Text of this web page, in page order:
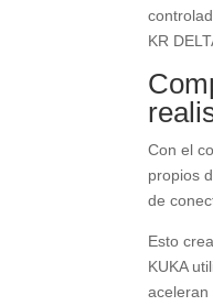
KR
Con el
propios
de
Esto
KUKA
aceleran